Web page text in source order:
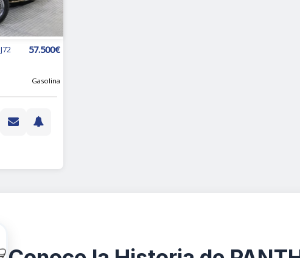
J72 57.500€
Gasolina